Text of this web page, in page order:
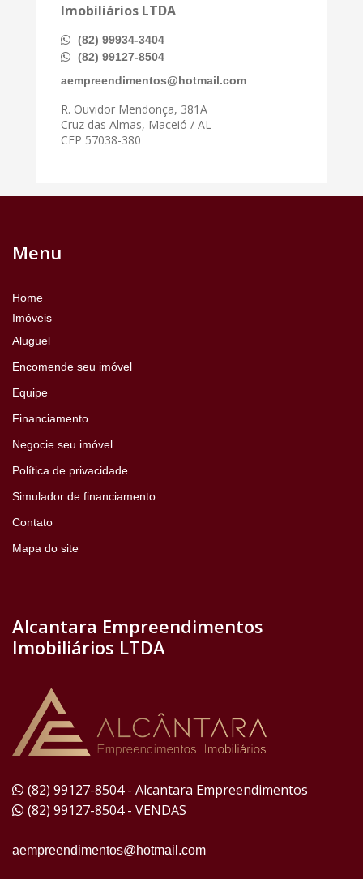
Imobiliários LTDA
(82) 99934-3404
(82) 99127-8504
aempreendimentos@hotmail.com
R. Ouvidor Mendonça, 381A
Cruz das Almas, Maceió / AL
CEP 57038-380
Menu
Home
Imóveis
Aluguel
Encomende seu imóvel
Equipe
Financiamento
Negocie seu imóvel
Política de privacidade
Simulador de financiamento
Contato
Mapa do site
Alcantara Empreendimentos
Imobiliários LTDA
(82) 99127-8504 - Alcantara Empreendimentos
(82) 99127-8504 - VENDAS
aempreendimentos@hotmail.com